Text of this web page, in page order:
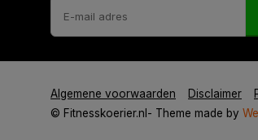
Algemene voorwaarden Disclaimer
© Fitnesskoerier.nl - Theme made by